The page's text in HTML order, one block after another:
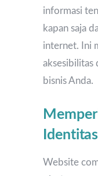
informasi
kapan saja
internet. Ini
aksesibilitas
bisnis Anda.
Website